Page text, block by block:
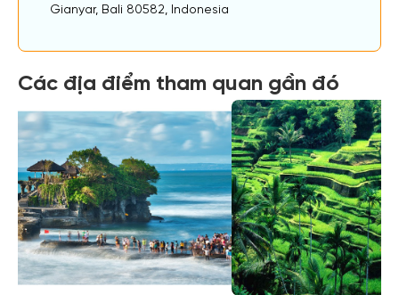
Gianyar, Bali 80582, Indonesia
Các địa điểm tham quan gần đó